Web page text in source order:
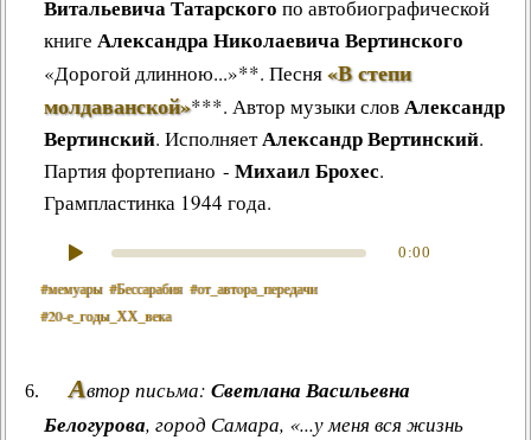
Витальевича Татарского по автобиографической
книге Александра Николаевича Вертинского
«Дорогой длинною...»**. Песня«В степи
молдаванской»***. Автор музыки словАлександр
Вертинский. ИсполняетАлександр Вертинский.
Партия фортепиано - Михаил Брохес.
Грампластинка 1944 года.
0:00
#мемуары #Бессарабия #от_автoра_передачи
#20‑е_годы_ХХ_века
Автор письма: Светлана Васильевна
Белогурова, город Самара, «...у меня вся жизнь